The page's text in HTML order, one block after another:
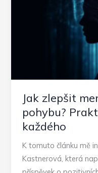
Jak zlepšit
pohybu?
každého
K tomuto článku mě
Kastnerová, která